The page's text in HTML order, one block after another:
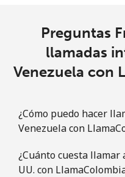
Preguntas
llamadas
Venezuela con
¿Cómo puedo hacer
Venezuela con
¿Cuánto cuesta llamar
UU. con